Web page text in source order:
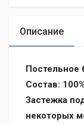
Описание
Постельное
Состав:
Застежка
некоторых